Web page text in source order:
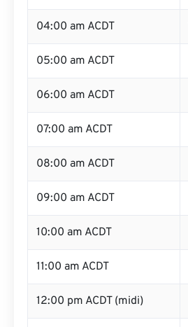
04:00 am ACDT
05:00 am ACDT
06:00 am ACDT
07:00 am ACDT
08:00 am ACDT
09:00 am ACDT
10:00 am ACDT
11:00 am ACDT
12:00 pm ACDT (midi)